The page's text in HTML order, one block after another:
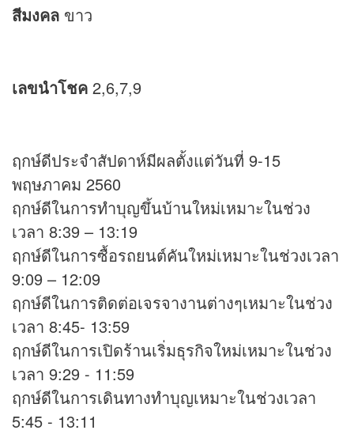
สีมงคล ขาว
เลขนำโชค 2,6,7,9
ฤกษ์ดีประจำสัปดาห์มีผลตั้งแต่วันที่ 9-15
พฤษภาคม 2560
ฤกษ์ดีในการทำบุญขึ้นบ้านใหม่เหมาะในช่วง
เวลา 8:39 – 13:19
ฤกษ์ดีในการซื้อรถยนต์คันใหม่เหมาะในช่วงเวลา
9:09 – 12:09
ฤกษ์ดีในการติดต่อเจรจางานต่างๆเหมาะในช่วง
เวลา 8:45- 13:59
ฤกษ์ดีในการเปิดร้านเริ่มธุรกิจใหม่เหมาะในช่วง
เวลา 9:29 - 11:59
ฤกษ์ดีในการเดินทางทำบุญเหมาะในช่วงเวลา
5:45 - 13:11